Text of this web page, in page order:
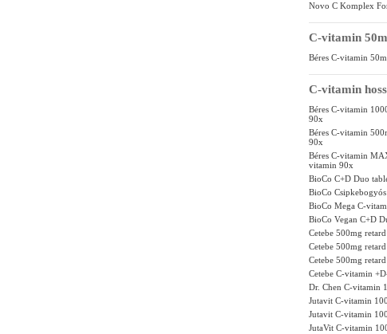
Novo C Komplex
C-vitamin
Béres C-vitamin
C-vitamin
Béres C-vitamin
90x
Béres C-vitamin
90x
Béres C-vitamin
vitamin 90x
BioCo C+D Duo
BioCo
BioCo Mega C-
BioCo Vegan C+D
Cetebe 500mg
Cetebe 500mg
Cetebe 500mg
Cetebe C-vitamin
Dr. Chen C-vitamin
Jutavit C-vitamin
Jutavit C-vitamin
JutaVit C-vitamin